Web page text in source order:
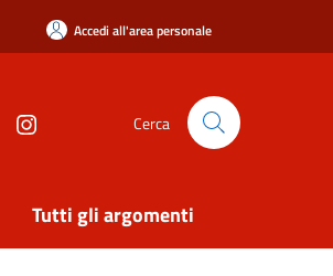
Accedi all'area personale
Cerca
Tutti gli argomenti